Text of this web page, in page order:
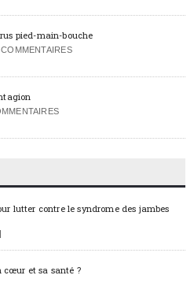
pied-main-bouche
lutter contre le syndrome des jambes
cœur et sa santé ?